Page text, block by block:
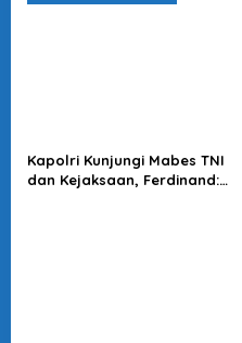
Kapolri Kunjungi Mabes TNI
dan Kejaksaan, Ferdinand: